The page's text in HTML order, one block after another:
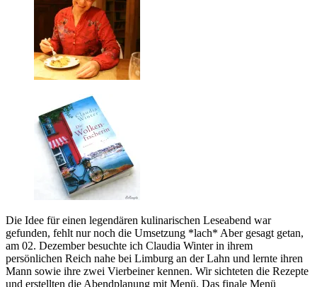
Die Idee für einen legendären kulinarischen Leseabend war
gefunden, fehlt nur noch die Umsetzung *lach* Aber gesagt getan,
am 02. Dezember besuchte ich Claudia Winter in ihrem
persönlichen Reich nahe bei Limburg an der Lahn und lernte ihren
Mann sowie ihre zwei Vierbeiner kennen. Wir sichteten die Rezepte
und erstellten die Abendplanung mit Menü. Das finale Menü